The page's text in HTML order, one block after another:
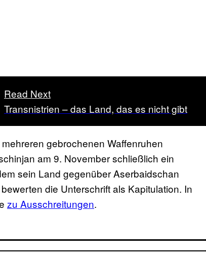
Read Next
Transnistrien – das Land, das es nicht gibt
gebrochenen Waffenruhen
am 9. November schließlich ein
sein Land gegenüber Aserbaidschan
die Unterschrift als Kapitulation. In
zu Ausschreitungen.